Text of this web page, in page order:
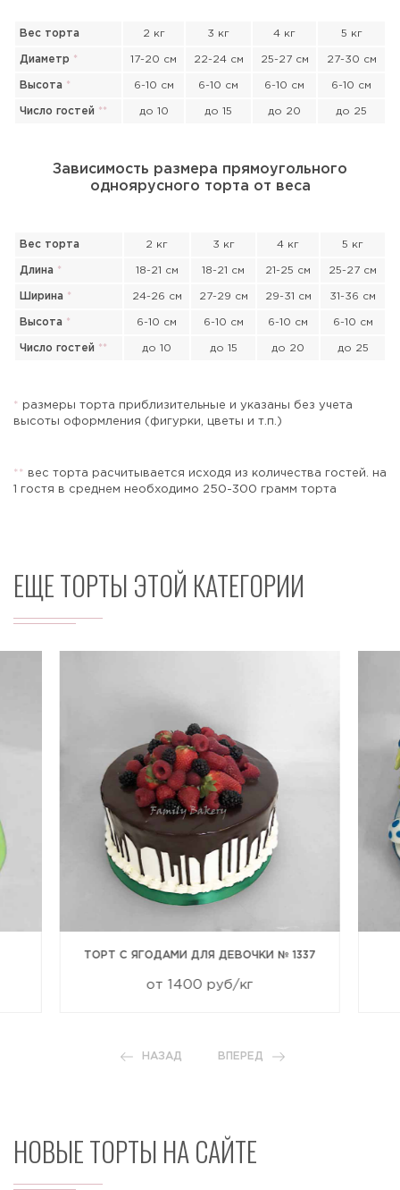
Вес торта 2 кг 3 кг 4 кг 5 кг
Диаметр * 17-20 см 22-24 см 25-27 см 27-30 см
Высота * 6-10 см 6-10 см 6-10 см 6-10 см
Число гостей ** до 10 до 15 до 20 до 25
Зависимость размера прямоугольного
одноярусного торта от веса
Вес торта 2 кг 3 кг 4 кг 5 кг
Длина * 18-21 см 18-21 см 21-25 см 25-27 см
Ширина * 24-26 см 27-29 см 29-31 см 31-36 см
Высота * 6-10 см 6-10 см 6-10 см 6-10 см
Число гостей ** до 10 до 15 до 20 до 25
*
размеры торта приблизительные и указаны без учета
высоты оформления (фигурки, цветы и т.п.)
* *
вес торта расчитывается исходя из количества гостей. на
1 гостя в среднем необходимо 250-300 грамм торта
ЕЩЕ ТОРТЫ ЭТОЙ КАТЕГОРИИ
ТОРТ С ЯГОДАМИ ДЛЯ ДЕВОЧКИ № 1337
от 1400 руб/кг
НАЗАД ВПЕРЕД
НОВЫЕ ТОРТЫ НА САЙТЕ
Прикрепить файл или фото
Отправить